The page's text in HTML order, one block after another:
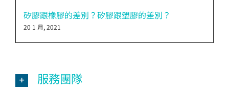
矽膠跟橡膠的差別？矽膠跟塑膠的差別？
20 1 月, 2021
服務團隊